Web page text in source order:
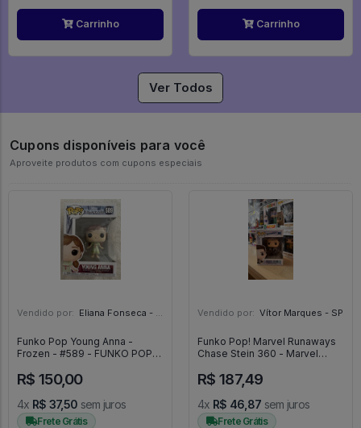
Carrinho Carrinho
Ver Todos
Cupons disponíveis para você
Aproveite produtos com cupons especiais
Vendido por: Eliana Fonseca - SP
Funko Pop Young Anna -
Frozen - #589 - FUNKO POP
R$ 150,00
4x R$ 37,50 sem juros
Frete Grátis
Vendido por: Vítor Marques - SP
Funko Pop! Marvel Runaways
Chase Stein 360 - Marvel
R$ 187,49
4x R$ 46,87 sem juros
Frete Grátis